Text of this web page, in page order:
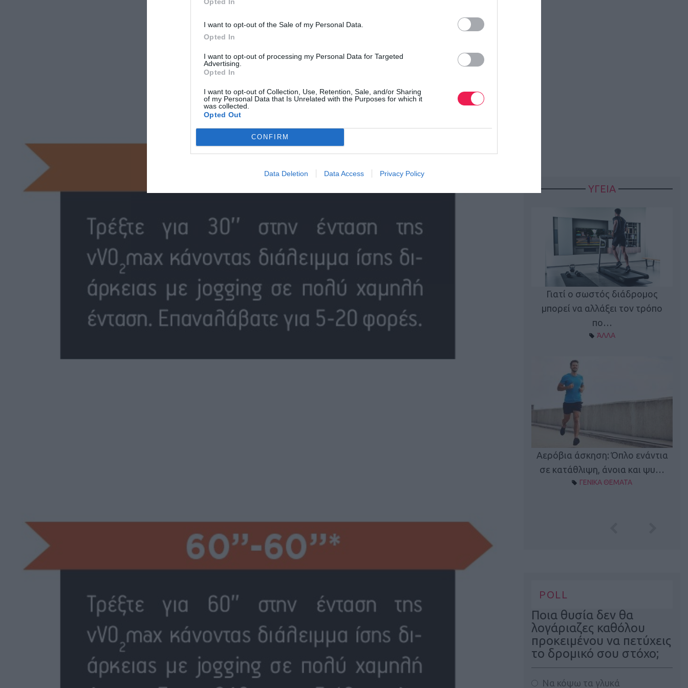
I want to opt-out of the Sale of my Personal Data.
Opted In
I want to opt-out of processing my Personal Data for Targeted
Advertising.
Opted In
I want to opt-out of Collection, Use, Retention, Sale, and/or Sharing
of my Personal Data that Is Unrelated with the Purposes for which it
was collected.
Opted Out
CONFIRM
Data Deletion Data Access Privacy Policy
ΥΓΕΙΑ
Γιατί ο σωστός διάδρομος
μπορεί να αλλάξει τον τρόπο
πο…
ΆΛΛΑ
Αερόβια άσκηση: Όπλο ενάντια
σε κατάθλιψη, άνοια και ψυ…
ΓΕΝΙΚΑ ΘΕΜΑΤΑ
POLL
Ποια θυσία δεν θα
λογάριαζες καθόλου
προκειμένου να πετύχεις
το δρομικό σου στόχο;
Να κόψω τα γλυκά